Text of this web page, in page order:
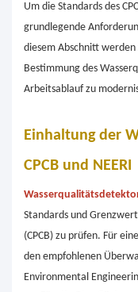
Um die Standards des
grundlegende
diesem Abschnitt
Bestimmung des
Arbeitsablauf zu
Einhaltung der
CPCB und NEERI
Standards und
(CPCB) zu prüfen. Für
den empfohlenen
Environmental